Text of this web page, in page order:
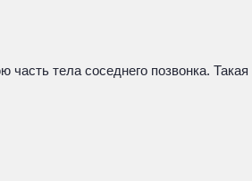
тела соседнего позвонка. Такая